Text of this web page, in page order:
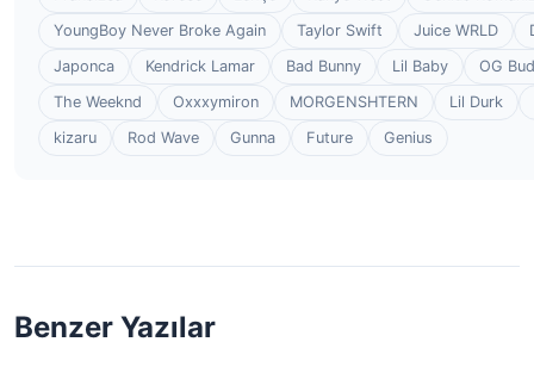
YoungBoy Never Broke Again
Taylor Swift Juice WRLD
Japonca
Kendrick Lamar Bad Bunny Lil Baby
OG
The Weeknd
Oxxxymiron MORGENSHTERN
Lil Durk
kizaru
Rod Wave Gunna Future Genius
Benzer Yazılar